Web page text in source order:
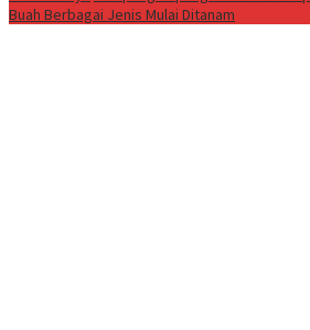
Buah Berbagai Jenis Mulai Ditanam